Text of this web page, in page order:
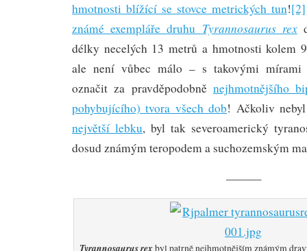
hmotnosti blížící se stovce metrických tun![2]
známé exempláře druhu Tyrannosaurus rex
délky necelých 13 metrů a hmotnosti kolem
ale není vůbec málo – s takovými mírami
označit za pravděpodobněnejhmotnějšího
pohybujícího) tvora všech dob! Ačkoliv
největší lebku, byl tak severoamerický
dosud známým teropodem a suchozemským
———
Tyrannosaurus rexbyl patrně nejhmotnějším známým